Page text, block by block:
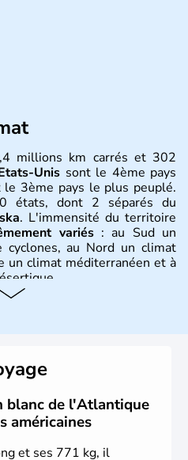
millions km carrés et 302
Unis sont le 4ème pays
3ème pays le plus peuplé.
états, dont 2 séparés du
. L'immensité du territoire
variés: au Sud un
au Nord un climat
un climat méditerranéen et à
succédées avant l'arrivée
du continent par
1492. Les 13 colonies
Déclaration d'indépendance
constitution en 1787.
ensuite l'entrée dans une
blanc de l'Atlantique
américaines
et ses 771 kg, il